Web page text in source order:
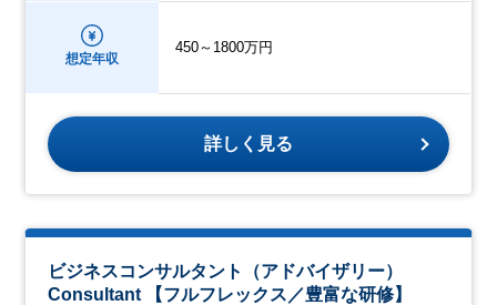
想定年収
450～1800万円
詳しく見る
ビジネスコンサルタント（アドバイザリー）
Consultant 【フルフレックス／豊富な研修】